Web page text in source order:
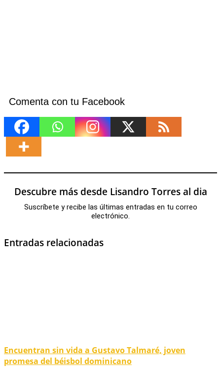
Comenta con tu Facebook
Descubre más desde Lisandro Torres al dia
Suscríbete y recibe las últimas entradas en tu correo
electrónico.
Entradas relacionadas
Encuentran sin vida a Gustavo Talmaré, joven
promesa del béisbol dominicano